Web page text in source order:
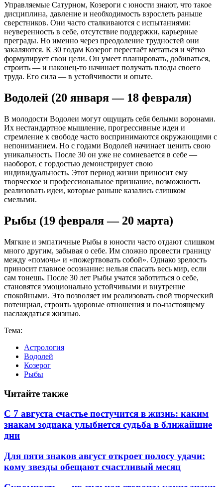
Управляемые Сатурном, Козероги с юности знают, что такое
дисциплина, давление и необходимость взрослеть раньше
сверстников. Они часто сталкиваются с испытаниями:
неуверенность в себе, отсутствие поддержки, карьерные
преграды. Но именно через преодоление трудностей они
закаляются. К 30 годам Козерог перестаёт метаться и чётко
формулирует свои цели. Он умеет планировать, добиваться,
строить — и наконец-то начинает получать плоды своего
труда. Его сила — в устойчивости и опыте.
Водолей (20 января — 18 февраля)
В молодости Водолеи могут ощущать себя белыми воронами.
Их нестандартное мышление, прогрессивные идеи и
стремление к свободе часто воспринимаются окружающими с
непониманием. Но с годами Водолей начинает ценить свою
уникальность. После 30 он уже не сомневается в себе —
наоборот, с гордостью демонстрирует свою
индивидуальность. Этот период жизни приносит ему
творческое и профессиональное признание, возможность
реализовать идеи, которые раньше казались слишком
смелыми.
Рыбы (19 февраля — 20 марта)
Мягкие и эмпатичные Рыбы в юности часто отдают слишком
много другим, забывая о себе. Им сложно провести границу
между «помочь» и «пожертвовать собой». Однако зрелость
приносит главное осознание: нельзя спасать весь мир, если
сам тонешь. После 30 лет Рыбы учатся заботиться о себе,
становятся эмоционально устойчивыми и внутренне
спокойными. Это позволяет им реализовать свой творческий
потенциал, строить здоровые отношения и по-настоящему
наслаждаться жизнью.
Тема:
Астрология
Водолей
Козерог
Рыбы
Читайте также
С 7 августа счастье постучится в жизнь: каким
знакам зодиака улыбнется судьба в ближайшие
дни
Для пяти знаков август откроет полосу удачи:
кому звезды обещают счастливый месяц